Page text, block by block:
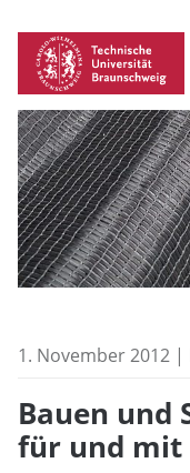
1. November 2012 |
Bauen und
für und mit